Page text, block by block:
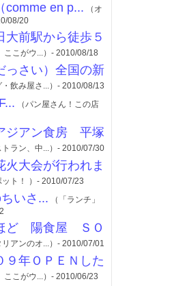
comme en p... （オ
08/20
大前駅から徒歩５
ここがウ...）- 2010/08/18
さい）全国の新
・飲み屋さ...）- 2010/08/13
（パン屋さん！この店
ジアン食房 平塚
トラン、中...）- 2010/07/30
火大会が行われま
ット！ ）- 2010/07/23
いさ... （「ランチ」
ど 陽食屋 ＳＯ
リアンのオ...）- 2010/07/01
年ＯＰＥＮした
ここがウ...）- 2010/06/23